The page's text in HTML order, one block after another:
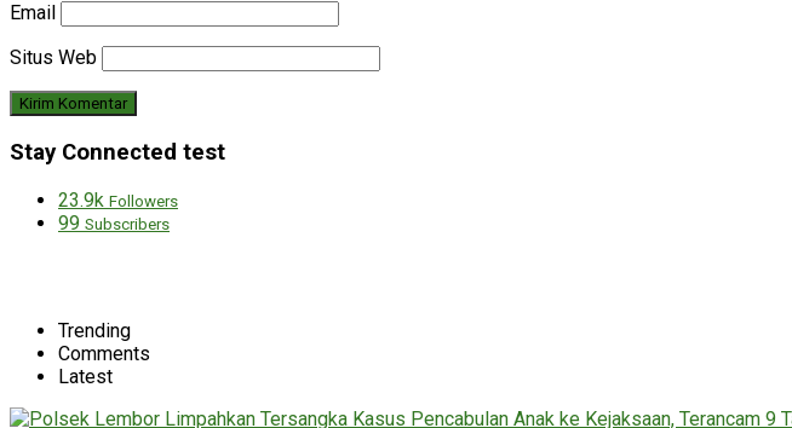
Email
Situs Web
Stay Connected test
23.9k Followers
99 Subscribers
Trending
Comments
Latest